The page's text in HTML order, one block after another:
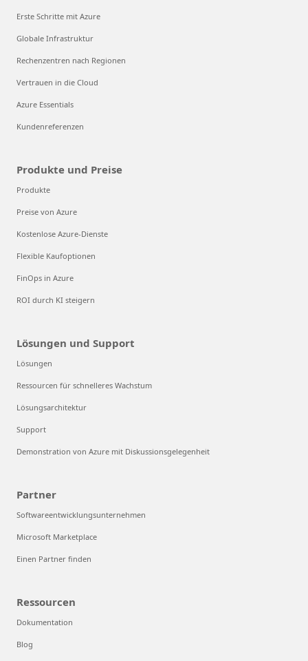
Erste Schritte mit Azure
Globale Infrastruktur
Rechenzentren nach Regionen
Vertrauen in die Cloud
Azure Essentials
Kundenreferenzen
Produkte und Preise
Produkte
Preise von Azure
Kostenlose Azure-Dienste
Flexible Kaufoptionen
FinOps in Azure
ROI durch KI steigern
Lösungen und Support
Lösungen
Ressourcen für schnelleres Wachstum
Lösungsarchitektur
Support
Demonstration von Azure mit Diskussionsgelegenheit
Partner
Softwareentwicklungsunternehmen
Microsoft Marketplace
Einen Partner finden
Ressourcen
Dokumentation
Blog